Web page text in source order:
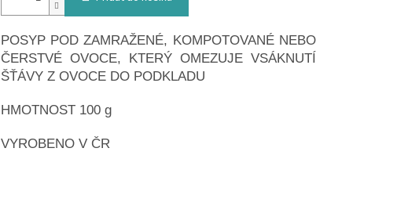
POSYP POD ZAMRAŽENÉ, KOMPOTOVANÉ NEBO
ČERSTVÉ OVOCE, KTERÝ OMEZUJE VSÁKNUTÍ
ŠŤÁVY Z OVOCE DO PODKLADU
HMOTNOST 100 g
VYROBENO V ČR